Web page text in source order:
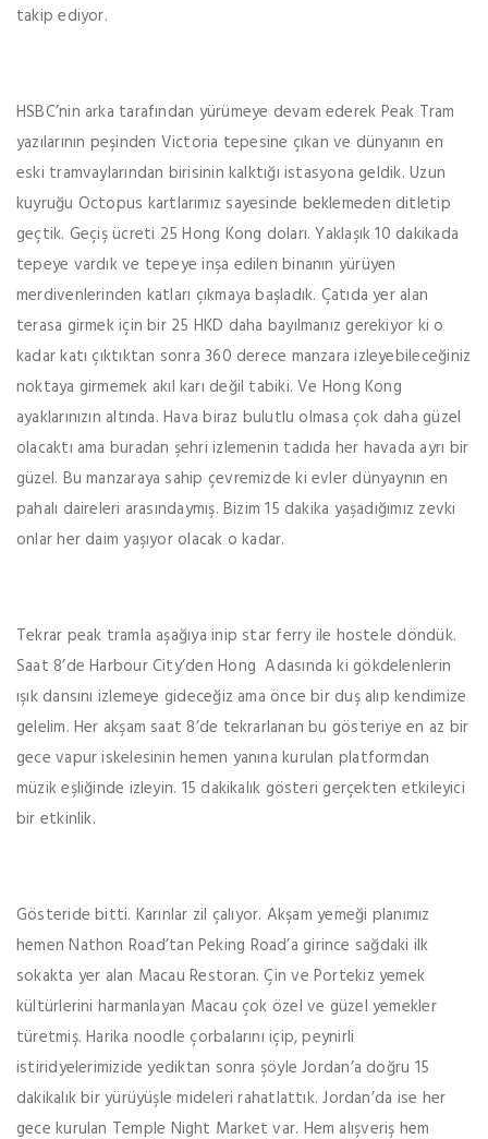
takip ediyor.
HSBC’nin arka tarafından yürümeye devam ederek Peak Tram
yazılarının peşinden Victoria tepesine çıkan ve dünyanın en
eski tramvaylarından birisinin kalktığı istasyona geldik. Uzun
kuyruğu Octopus kartlarımız sayesinde beklemeden ditletip
geçtik. Geçiş ücreti 25 Hong Kong doları. Yaklaşık 10 dakikada
tepeye vardık ve tepeye inşa edilen binanın yürüyen
merdivenlerinden katları çıkmaya başladık. Çatıda yer alan
terasa girmek için bir 25 HKD daha bayılmanız gerekiyor ki o
kadar katı çıktıktan sonra 360 derece manzara izleyebileceğiniz
noktaya girmemek akıl karı değil tabiki. Ve Hong Kong
ayaklarınızın altında. Hava biraz bulutlu olmasa çok daha güzel
olacaktı ama buradan şehri izlemenin tadıda her havada ayrı bir
güzel. Bu manzaraya sahip çevremizde ki evler dünyaynın en
pahalı daireleri arasındaymış. Bizim 15 dakika yaşadığımız zevki
onlar her daim yaşıyor olacak o kadar.
Tekrar peak tramla aşağıya inip star ferry ile hostele döndük.
Saat 8’de Harbour City’den Hong Adasında ki gökdelenlerin
ışık dansını izlemeye gideceğiz ama önce bir duş alıp kendimize
gelelim. Her akşam saat 8’de tekrarlanan bu gösteriye en az bir
gece vapur iskelesinin hemen yanına kurulan platformdan
müzik eşliğinde izleyin. 15 dakikalık gösteri gerçekten etkileyici
bir etkinlik.
Gösteride bitti. Karınlar zil çalıyor. Akşam yemeği planımız
hemen Nathon Road’tan Peking Road’a girince sağdaki ilk
sokakta yer alan Macau Restoran. Çin ve Portekiz yemek
kültürlerini harmanlayan Macau çok özel ve güzel yemekler
türetmiş. Harika noodle çorbalarını içip, peynirli
istiridyelerimizide yediktan sonra şöyle Jordan’a doğru 15
dakikalık bir yürüyüşle mideleri rahatlattık. Jordan’da ise her
gece kurulan Temple Night Market var. Hem alışveriş hem